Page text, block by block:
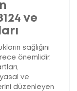
ve
sağlığını
önemlidir.
ve
düzenleyen